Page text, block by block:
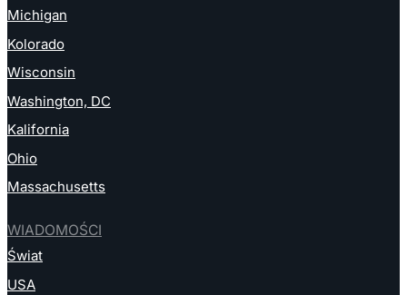
Michigan
Kolorado
Wisconsin
Washington, DC
Kalifornia
Ohio
Massachusetts
WIADOMOŚCI
Świat
USA